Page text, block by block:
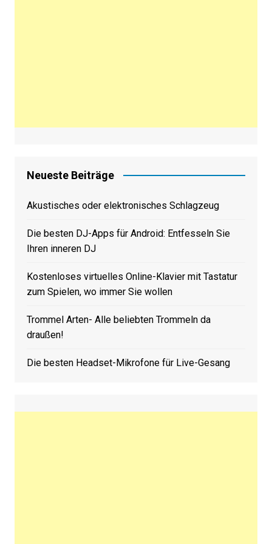
Neueste Beiträge
Akustisches oder elektronisches Schlagzeug
Die besten DJ-Apps für Android: Entfesseln Sie
Ihren inneren DJ
Kostenloses virtuelles Online-Klavier mit Tastatur
zum Spielen, wo immer Sie wollen
Trommel Arten- Alle beliebten Trommeln da
draußen!
Die besten Headset-Mikrofone für Live-Gesang